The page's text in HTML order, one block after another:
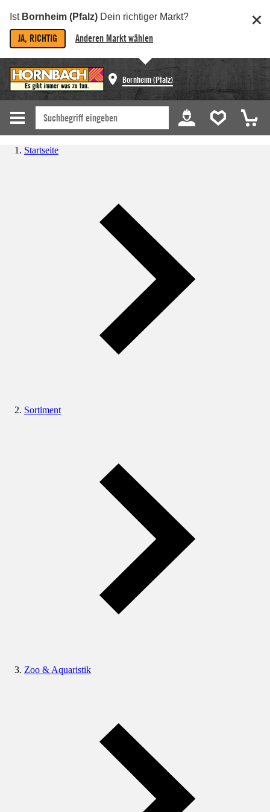
Ist Bornheim (Pfalz) Dein richtiger Markt?
JA, RICHTIG Anderen Markt wählen
Bornheim (Pfalz)
Startseite
Sortiment
Zoo & Aquaristik